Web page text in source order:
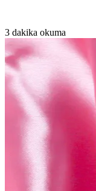
3 dakika okuma